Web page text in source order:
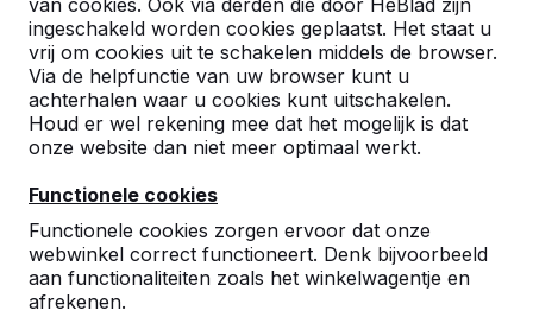
van cookies. Ook via derden die door HeBlad zijn
ingeschakeld worden cookies geplaatst. Het staat u
vrij om cookies uit te schakelen middels de browser.
Via de helpfunctie van uw browser kunt u
achterhalen waar u cookies kunt uitschakelen.
Houd er wel rekening mee dat het mogelijk is dat
onze website dan niet meer optimaal werkt.
Functionele cookies
Functionele cookies zorgen ervoor dat onze
webwinkel correct functioneert. Denk bijvoorbeeld
aan functionaliteiten zoals het winkelwagentje en
afrekenen.